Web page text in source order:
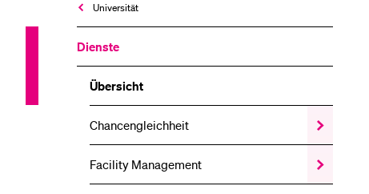
Universität
Dienste
Übersicht
Chancengleichheit
Zeige
das
Untermenü
Facility Management
Zeige
das